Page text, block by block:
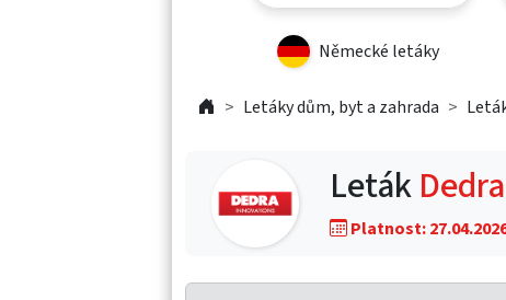
Německé letáky
Letáky dům, byt a zahrada
Leták
Platnost: